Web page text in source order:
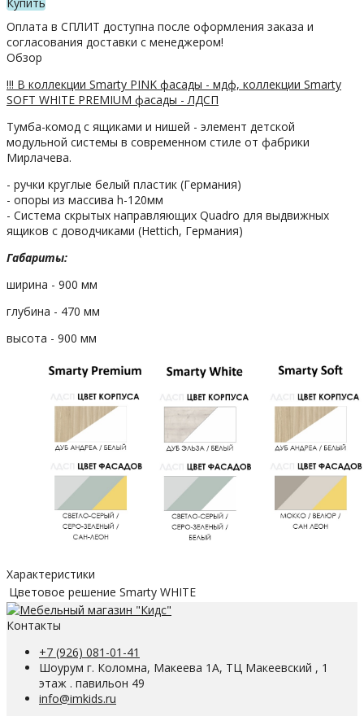
Оплата в СПЛИТ доступна после оформления заказа и
согласования доставки с менеджером!
Обзор
!!! В коллекции Smarty PINK фасады - мдф, коллекции Smarty
SOFT WHITE PREMIUM фасады - ЛДСП
Тумба-комод с ящиками и нишей - элемент детской
модульной системы в современном стиле от фабрики
Мирлачева.
- ручки круглые белый пластик (Германия)
- опоры из массива h-120мм
- Система скрытых направляющих Quadro для выдвижных
ящиков с доводчиками (Hettich, Германия)
Габариты:
ширина - 900 мм
глубина - 470 мм
высота - 900 мм
Характеристики
Цветовое решение Smarty WHITE
Контакты
+7 (926) 081-01-41
Шоурум г. Коломна, Макеева 1А, ТЦ Макеевский , 1
этаж . павильон 49
info@imkids.ru